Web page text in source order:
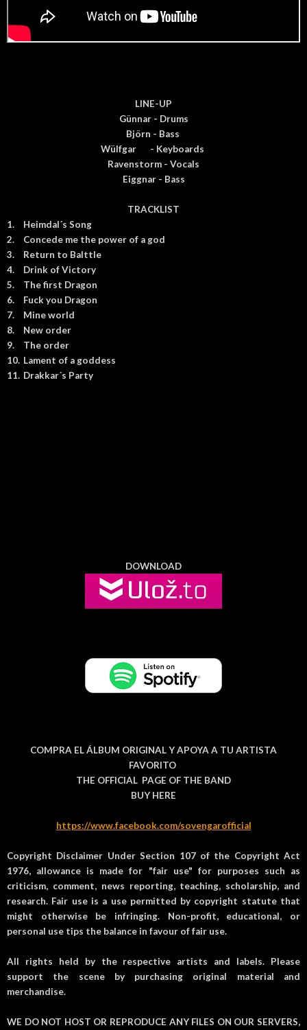
LINE-UP
Günnar - Drums
Björn - Bass
Wülfgar
- Keyboards
Ravenstorm - Vocals
Eiggnar - Bass
TRACKLIST
1.
Heimdal´s Song
2.
Concede me the power of a god
3.
Return to Balttle
4.
Drink of Victory
5.
The first Dragon
6.
Fuck you Dragon
7.
Mine world
8.
New order
9.
The order
10. Lament of a goddess
11. Drakkar´s Party
DOWNLOAD
COMPRA EL ÁLBUM ORIGINAL Y APOYA A TU ARTISTA
FAVORITO
THE OFFICIAL PAGE OF THE BAND
BUY HERE
https://www.facebook.com/sovengarofficial
Copyright Disclaimer Under Section 107 of the Copyright Act
1976, allowance is made for "fair use" for purposes such as
criticism, comment, news reporting, teaching, scholarship, and
research. Fair use is a use permitted by copyright statute that
might otherwise be infringing. Non-profit, educational, or
personal use tips the balance in favour of fair use.
All rights held by the respective artists and labels. Please
support the scene by purchasing original material and
merchandise.
WE DO NOT HOST OR REPRODUCE ANY FILES ON OUR SERVERS,